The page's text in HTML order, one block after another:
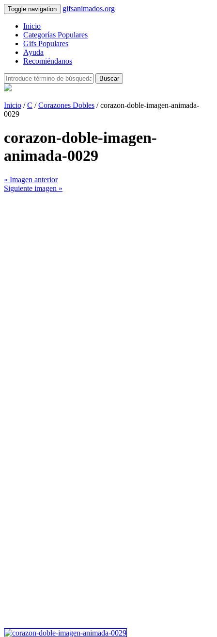
Toggle navigation gifsanimados.org
Inicio
Categorías Populares
Gifs Populares
Ayuda
Recomiéndanos
Buscar
Inicio /C /Corazones Dobles / corazon-doble-imagen-animada-
0029
corazon-doble-imagen-
animada-0029
« Imagen anterior
Siguiente imagen »